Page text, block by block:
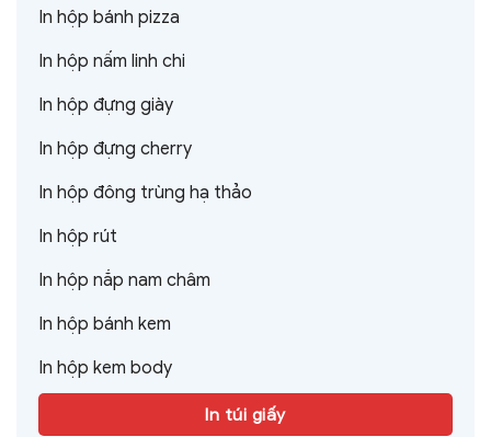
In hộp bánh pizza
In hộp nấm linh chi
In hộp đựng giày
In hộp đựng cherry
In hộp đông trùng hạ thảo
In hộp rút
In hộp nắp nam châm
In hộp bánh kem
In hộp kem body
In túi giấy